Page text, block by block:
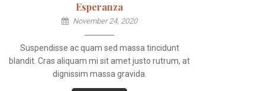
Esperanza
November 24, 2020
Suspendisse ac quam sed massa tincidunt
blandit. Cras aliquam mi sit amet justo rutrum, at
dignissim massa gravida.